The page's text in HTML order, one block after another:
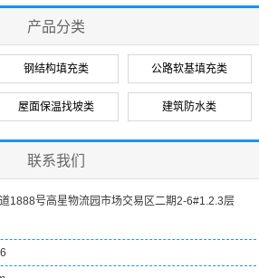
产品分类
钢结构填充类 公路软基填充类
屋面保温找坡类 建筑防水类
联系我们
1888号高星物流园市场交易区二期2-6#1.2.3层